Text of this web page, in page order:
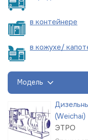
в контейнере
в кожухе/
Модель
(Weichai)
ЭТРО